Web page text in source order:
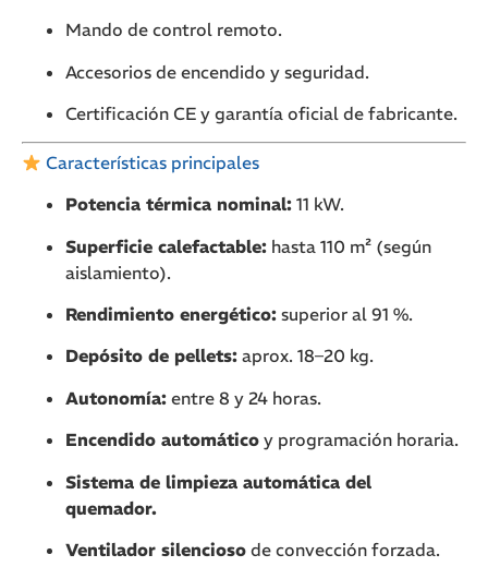
Mando de control remoto.
Accesorios de encendido y seguridad.
Certificación CE y garantía oficial de fabricante.
Características principales
Potencia térmica nominal: 11 kW.
Superficie calefactable: hasta 110 m² (según
aislamiento).
Rendimiento energético: superior al 91 %.
Depósito de pellets: aprox. 18–20 kg.
Autonomía: entre 8 y 24 horas.
Encendido automático y programación horaria.
Sistema de limpieza automática del
quemador.
Ventilador silencioso de convección forzada.